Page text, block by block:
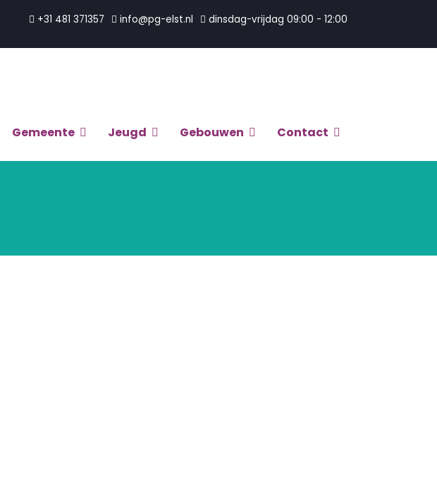
+31 481 371357 info@pg-elst.nl dinsdag-vrijdag 09:00 - 12:00
Gemeente Jeugd Gebouwen Contact